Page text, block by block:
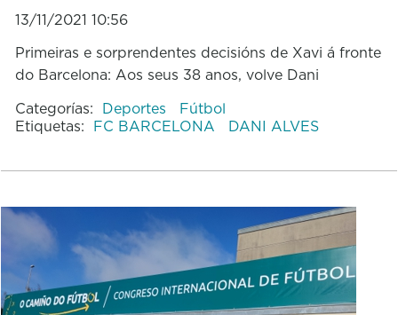
13/11/2021 10:56
Primeiras e sorprendentes decisións de Xavi á fronte
do Barcelona: Aos seus 38 anos, volve Dani
Categorías: Deportes
Fútbol
Etiquetas: FC BARCELONA DANI ALVES